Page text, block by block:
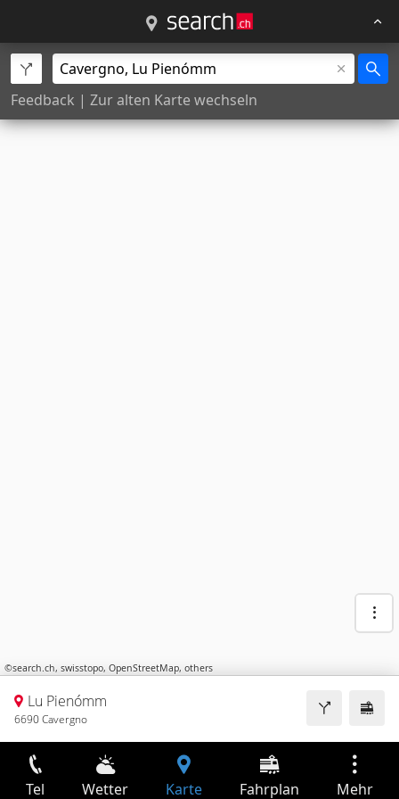
Feedback | Zur alten Karte wechseln
©search.ch, swisstopo, OpenStreetMap, others
Lu Pienómm
6690 Cavergno
Tel Wetter Karte Fahrplan Mehr